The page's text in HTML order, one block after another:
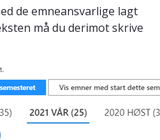
de emneansvarlige lagt
må du derimot skrive